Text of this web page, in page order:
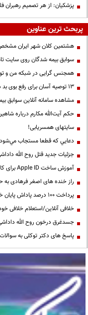
پزشکیان: از هر تصمیم رهبران
پربحث ترین عناوین
هشتمین کلان شهر ایران
سوابق بیمه شدگان روی سایت
همجنس گرایی در شبکه من و تو
13 توصیه آسان برای رفع بوی بد دهان
مشاهده سامانه آنلاين سوابق
حكم آيت‌الله مكارم درباره
سایتهای همسریابی!
دعايي كه قطعا مستجاب مي‌شود
جزئیات جدید قتل روح الله
آموزش ساخت Apple ID برای کاربران ایرانی
راز خنده های اصغر فرهادی
پرداخت ۱۰۰ درصد پاداش پایان خدمت فرهنگیان
خلافی آنلاین/استعلام خلافی
جسدغرق درخون روح الله
پاسخ های دکتر توکلی به